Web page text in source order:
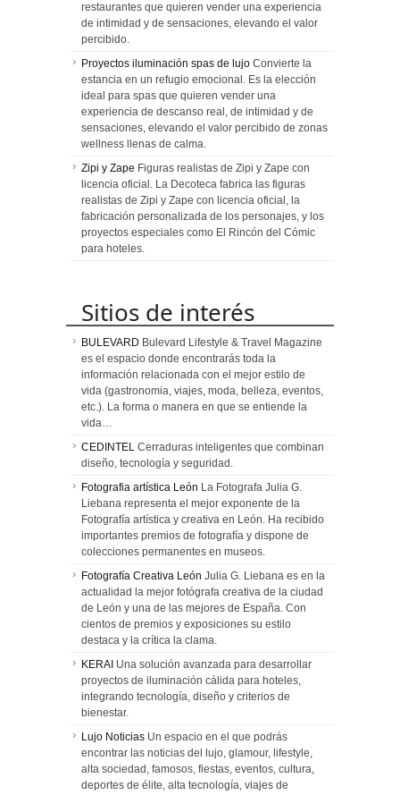
restaurantes que quieren vender una experiencia
de intimidad y de sensaciones, elevando el valor
percibido.
Proyectos iluminación spas de lujo Convierte la
estancia en un refugio emocional. Es la elección
ideal para spas que quieren vender una
experiencia de descanso real, de intimidad y de
sensaciones, elevando el valor percibido de zonas
wellness llenas de calma.
Zipi y Zape Figuras realistas de Zipi y Zape con
licencia oficial. La Decoteca fabrica las figuras
realistas de Zipi y Zape con licencia oficial, la
fabricación personalizada de los personajes, y los
proyectos especiales como El Rincón del Cómic
para hoteles.
Sitios de interés
BULEVARD Bulevard Lifestyle & Travel Magazine
es el espacio donde encontrarás toda la
información relacionada con el mejor estilo de
vida (gastronomia, viajes, moda, belleza, eventos,
etc.). La forma o manera en que se entiende la
vida…
CEDINTEL Cerraduras inteligentes que combinan
diseño, tecnología y seguridad.
Fotografia artística León La Fotografa Julia G.
Liebana representa el mejor exponente de la
Fotografía artística y creativa en León. Ha recibido
importantes premios de fotografía y dispone de
colecciones permanentes en museos.
Fotografía Creativa León Julia G. Liebana es en la
actualidad la mejor fotógrafa creativa de la ciudad
de León y una de las mejores de España. Con
cientos de premios y exposiciones su estilo
destaca y la crítica la clama.
KERAI Una solución avanzada para desarrollar
proyectos de iluminación cálida para hoteles,
integrando tecnología, diseño y criterios de
bienestar.
Lujo Noticias Un espacio en el que podrás
encontrar las noticias del lujo, glamour, lifestyle,
alta sociedad, famosos, fiestas, eventos, cultura,
deportes de élite, alta tecnología, viajes de